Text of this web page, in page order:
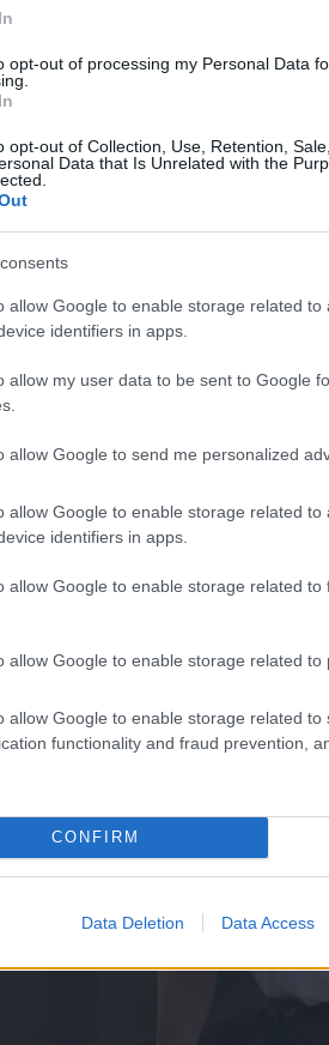
opt-out of processing my Personal Data
opt-out of Collection, Use, Retention,
Data that Is Unrelated with the
allow Google to enable storage related to
identifiers in apps.
allow my user data to be sent to Google
allow Google to send me personalized
allow Google to enable storage related to
identifiers in apps.
allow Google to enable storage related to
allow Google to enable storage related to
allow Google to enable storage related to
functionality and fraud prevention,
CONFIRM
Data Deletion Data Access
film tényleg ennyire jó
a Három óriásplakát Ebbing
közel áll hozzám az
Legújabb munkája
tudta mire számítson. Ezt pedig
ezelőtt megölték, a
a tétlenséget és
mindent az ügyben. Ez persze
közt.